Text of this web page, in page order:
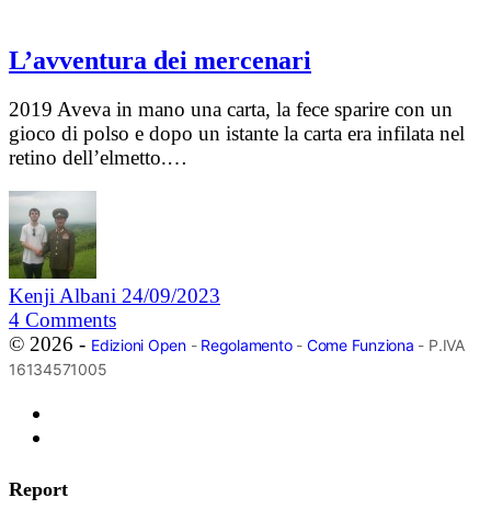
L’avventura dei mercenari
2019 Aveva in mano una carta, la fece sparire con un
gioco di polso e dopo un istante la carta era infilata nel
retino dell’elmetto.…
Kenji Albani 24/09/2023
4 Comments
© 2026 - Edizioni Open- Regolamento- Come Funziona - P.IVA
16134571005
Report